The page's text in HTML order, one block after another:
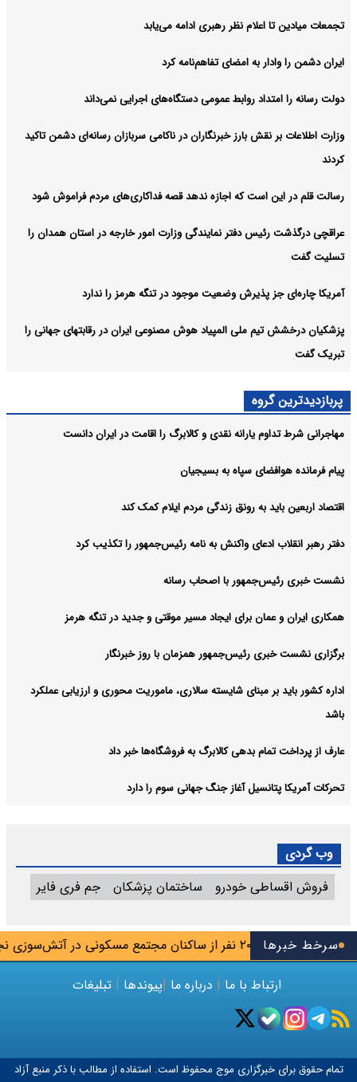
سرخط خبرها
اهواز: ۲۰ نفر از ساکنان مجتمع مسکونی در آتش‌سوزی نجات یافتند
تجمعات میادین تا اعلام نظر رهبری ادامه می‌یابد
ایران دشمن را وادار به امضای تفاهم‌نامه کرد
دولت رسانه را امتداد روابط عمومی دستگاه‌های اجرایی نمی‌داند
وزارت اطلاعات بر نقش بارز خبرنگاران در ناکامی سربازان رسانه‌ای دشمن تاکید
کردند
رسالت قلم در این است که اجازه ندهد قصه‌ فداکاری‌های مردم فراموش شود
عراقچی درگذشت رئیس دفتر نمایندگی وزارت امور خارجه در استان همدان را
تسلیت گفت
آمریکا چاره‌ای جز پذیرش وضعیت موجود در تنگه هرمز را ندارد
پزشکیان درخشش تیم ملی المپیاد هوش مصنوعی ایران در رقابتهای جهانی را
تبریک گفت
پربازدیدترین گروه
مهاجرانی شرط تداوم یارانه نقدی و کالابرگ را اقامت در ایران دانست
پیام فرمانده هوافضای سپاه به بسیجیان
اقتصاد اربعین باید به رونق زندگی مردم ایلام کمک کند
دفتر رهبر انقلاب ادعای واکنش به نامه رئیس‌جمهور را تکذیب کرد
نشست خبری رئیس‌جمهور با اصحاب رسانه
همکاری ایران و عمان برای ایجاد مسیر موقتی و جدید در تنگه هرمز
برگزاری نشست خبری رئیس‌جمهور همزمان با روز خبرنگار
اداره کشور باید بر مبنای شایسته سالاری، ماموریت محوری و ارزیابی عملکرد
باشد
عارف از پرداخت تمام بدهی کالابرگ به فروشگاه‌ها خبر داد
تحرکات آمریکا پتانسیل آغاز جنگ جهانی سوم را دارد
وب گردی
فروش اقساطی خودرو
ساختمان پزشکان جم فری فایر
ارتباط با ما | درباره ما |پیوندها | تبلیغات
تمام حقوق برای خبرگزاری موج محفوظ است. استفاده از مطالب با ذکر منبع آزاد